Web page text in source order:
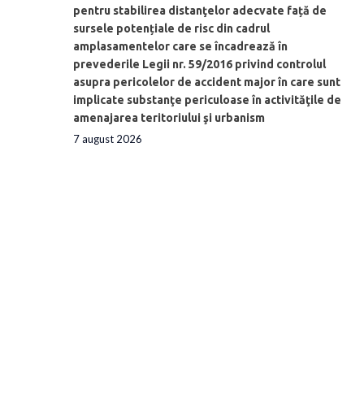
pentru stabilirea distanţelor adecvate față de
sursele potențiale de risc din cadrul
amplasamentelor care se încadrează în
prevederile Legii nr. 59/2016 privind controlul
asupra pericolelor de accident major în care sunt
implicate substanţe periculoase în activităţile de
amenajarea teritoriului şi urbanism
7 august 2026